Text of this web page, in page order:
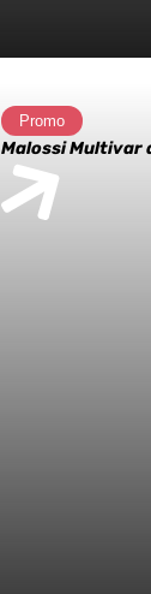
Promo
Malossi Multivar